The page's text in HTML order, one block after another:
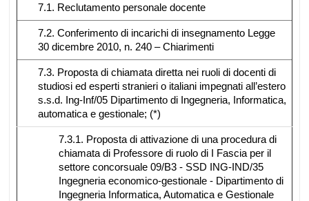
7.1. Reclutamento personale docente
7.2. Conferimento di incarichi di insegnamento Legge
30 dicembre 2010, n. 240 – Chiarimenti
7.3. Proposta di chiamata diretta nei ruoli di docenti di
studiosi ed esperti stranieri o italiani impegnati all’estero
s.s.d. Ing-Inf/05 Dipartimento di Ingegneria, Informatica,
automatica e gestionale; (*)
7.3.1. Proposta di attivazione di una procedura di
chiamata di Professore di ruolo di I Fascia per il
settore concorsuale 09/B3 - SSD ING-IND/35
Ingegneria economico-gestionale - Dipartimento di
Ingegneria Informatica, Automatica e Gestionale